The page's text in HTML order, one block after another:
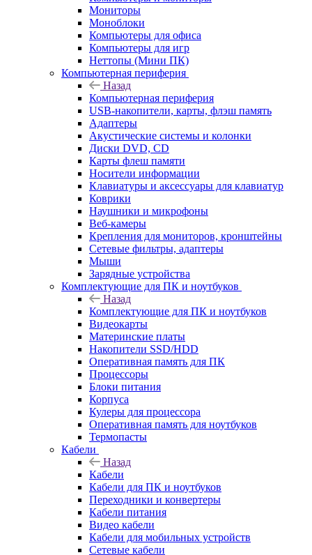
Мониторы
Моноблоки
Компьютеры для офиса
Компьютеры для игр
Неттопы (Мини ПК)
Компьютерная периферия
Назад
Компьютерная периферия
USB-накопители, карты, флэш память
Адаптеры
Акустические системы и колонки
Диски DVD, CD
Карты флеш памяти
Носители информации
Клавиатуры и аксессуары для клавиатур
Коврики
Наушники и микрофоны
Веб-камеры
Крепления для мониторов, кронштейны
Сетевые фильтры, адаптеры
Мыши
Зарядные устройства
Комплектующие для ПК и ноутбуков
Назад
Комплектующие для ПК и ноутбуков
Видеокарты
Материнские платы
Накопители SSD/HDD
Оперативная память для ПК
Процессоры
Блоки питания
Корпуса
Кулеры для процессора
Оперативная память для ноутбуков
Термопасты
Кабели
Назад
Кабели
Кабели для ПК и ноутбуков
Переходники и конвертеры
Кабели питания
Видео кабели
Кабели для мобильных устройств
Сетевые кабели